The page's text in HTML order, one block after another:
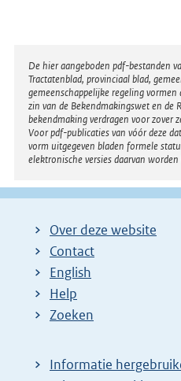
Disclaimer
De hier aangeboden pdf-bestanden
Tractatenblad, provinciaal blad,
gemeenschappelijke regeling
zin van de Bekendmakingswet en de
bekendmaking verdragen voor zover
Voor pdf-publicaties van vóór deze
vorm uitgegeven bladen formele
elektronische versies daarvan
Over deze website
Contact
English
Help
Zoeken
Informatie